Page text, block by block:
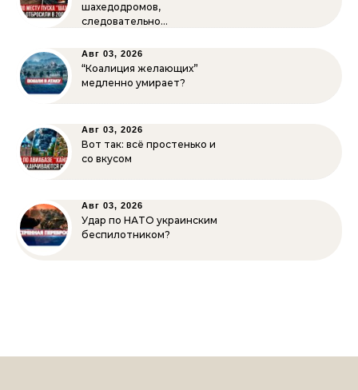
шахедодромов,
следовательно…
Авг 03, 2026
“Коалиция желающих”
медленно умирает?
Авг 03, 2026
Вот так: всё простенько и
со вкусом
Авг 03, 2026
Удар по НАТО украинским
беспилотником?